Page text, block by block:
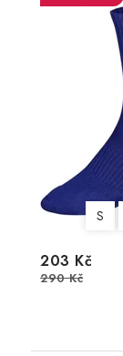
S
203 Kč
290 Kč